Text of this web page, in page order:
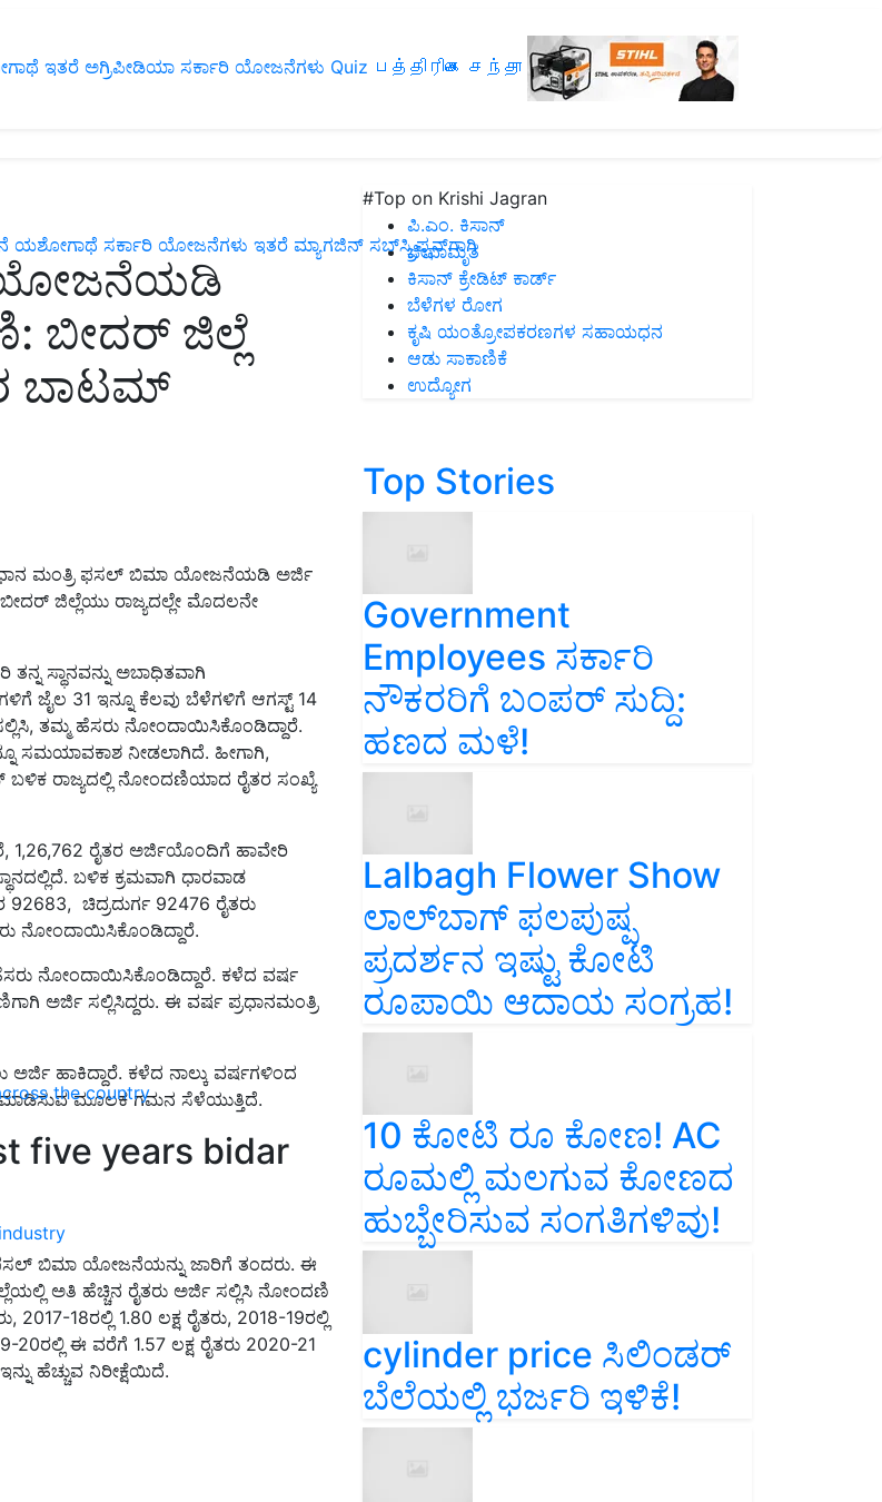
ಇತರೆ ಅಗ್ರಿಪೀಡಿಯಾ ಸರ್ಕಾರಿ ಯೋಜನೆಗಳು Quiz பத்திரிகை சந்தா
ಯಶೋಗಾಥೆ ಸರ್ಕಾರಿ ಯೋಜನೆಗಳು ಇತರೆ ಮ್ಯಾಗಜಿನ್‌ ಸಬ್‌ಸ್ಕ್ರಿಪ್ಷನ್‌ಗಾಗಿ
the country
ಯೋಜನೆಯಡಿ
ಬೀದರ್ ಜಿಲ್ಲೆ
ಬಾಟಮ್
ಪ್ರಧಾನ ಮಂತ್ರಿ ಫಸಲ್ ಬಿಮಾ ಯೋಜನೆಯಡಿ ಅರ್ಜಿ
ಜಿಲ್ಲೆಯು ರಾಜ್ಯದಲ್ಲೇ ಮೊದಲನೇ
ಸ್ಥಾನವನ್ನು ಅಬಾಧಿತವಾಗಿ
ಜೈಲ 31 ಇನ್ನೂ ಕೆಲವು ಬೆಳೆಗಳಿಗೆ ಆಗಸ್ಟ್ 14
ತಮ್ಮ ಹೆಸರು ನೋಂದಾಯಿಸಿಕೊಂಡಿದ್ದಾರೆ.
ಸಮಯಾವಕಾಶ ನೀಡಲಾಗಿದೆ. ಹೀಗಾಗಿ,
ರಾಜ್ಯದಲ್ಲಿ ನೋಂದಣಿಯಾದ ರೈತರ ಸಂಖ್ಯೆ
1,26,762 ರೈತರ ಅರ್ಜಿಯೊಂದಿಗೆ ಹಾವೇರಿ
ಬಳಿಕ ಕ್ರಮವಾಗಿ ಧಾರವಾಡ
ಚಿದ್ರದುರ್ಗ 92476 ರೈತರು
ನೋಂದಾಯಿಸಿಕೊಂಡಿದ್ದಾರೆ.
ನೋಂದಾಯಿಸಿಕೊಂಡಿದ್ದಾರೆ. ಕಳೆದ ವರ್ಷ
ಅರ್ಜಿ ಸಲ್ಲಿಸಿದ್ದರು. ಈ ವರ್ಷ ಪ್ರಧಾನಮಂತ್ರಿ
ಹಾಕಿದ್ದಾರೆ. ಕಳೆದ ನಾಲ್ಕು ವರ್ಷಗಳಿಂದ
ಮಾಡಿಸುವ ಮೂಲಕ ಗಮನ ಸೆಳೆಯುತ್ತಿದೆ.
five years bidar
ಫಸಲ್‌ ಬಿಮಾ ಯೋಜನೆಯನ್ನು ಜಾರಿಗೆ ತಂದರು. ಈ
ಅತಿ ಹೆಚ್ಚಿನ ರೈತರು ಅರ್ಜಿ ಸಲ್ಲಿಸಿ ನೋಂದಣಿ
18ರಲ್ಲಿ 1.80 ಲಕ್ಷ ರೈತರು, 2018-19ರಲ್ಲಿ
ಈ ವರೆಗೆ 1.57 ಲಕ್ಷ ರೈತರು 2020-21
ಹೆಚ್ಚುವ ನಿರೀಕ್ಷೆಯಿದೆ.
#Top on Krishi Jagran
ಪಿ.ಎಂ. ಕಿಸಾನ್
ಜೀವಾಮೃತ
ಕಿಸಾನ್ ಕ್ರೇಡಿಟ್ ಕಾರ್ಡ್
ಬೆಳೆಗಳ ರೋಗ
ಕೃಷಿ ಯಂತ್ರೋಪಕರಣಗಳ ಸಹಾಯಧನ
ಆಡು ಸಾಕಾಣಿಕೆ
ಉದ್ಯೋಗ
Top Stories
Government
Employees ಸರ್ಕಾರಿ
ನೌಕರರಿಗೆ ಬಂಪರ್‌ ಸುದ್ದಿ:
ಹಣದ ಮಳೆ!
Lalbagh Flower Show
ಲಾಲ್‌ಬಾಗ್ ಫಲಪುಷ್ಪ
ಪ್ರದರ್ಶನ ಇಷ್ಟು ಕೋಟಿ
ರೂಪಾಯಿ ಆದಾಯ ಸಂಗ್ರಹ!
10 ಕೋಟಿ ರೂ ಕೋಣ! AC
ರೂಮಲ್ಲಿ ಮಲಗುವ ಕೋಣದ
ಹುಬ್ಬೇರಿಸುವ ಸಂಗತಿಗಳಿವು!
cylinder price ಸಿಲಿಂಡರ್‌
ಬೆಲೆಯಲ್ಲಿ ಭರ್ಜರಿ ಇಳಿಕೆ!